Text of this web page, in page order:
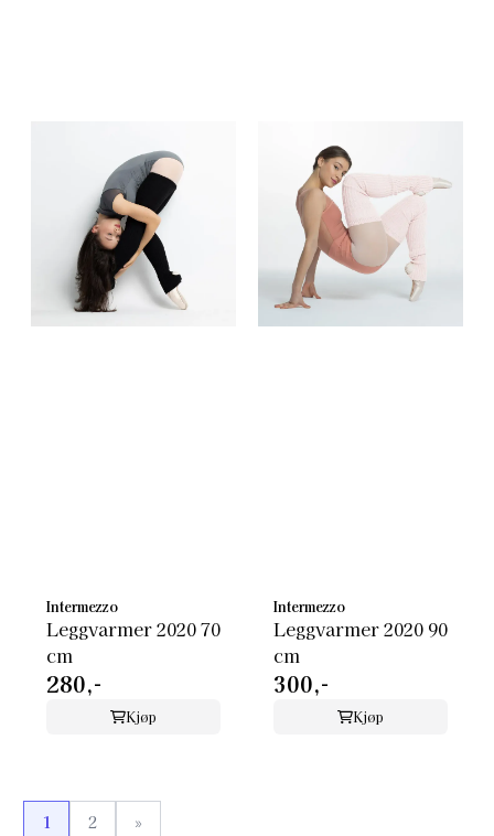
Intermezzo
Leggvarmer 2020 70
cm
280,-
Kjøp
Intermezzo
Leggvarmer 2020 90
cm
300,-
Kjøp
1 2 »